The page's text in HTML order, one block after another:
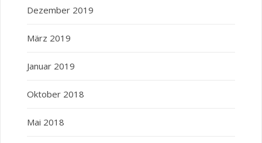
Dezember 2019
März 2019
Januar 2019
Oktober 2018
Mai 2018